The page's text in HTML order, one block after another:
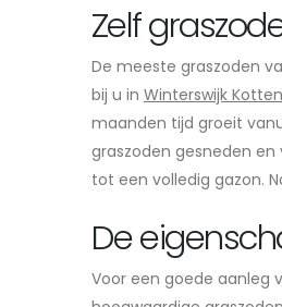
Zelf
De meeste graszoden
bij u in Winterswijk Kotten
maanden tijd groeit
graszoden gesneden
tot een volledig gazon.
De
Voor een goede aanleg